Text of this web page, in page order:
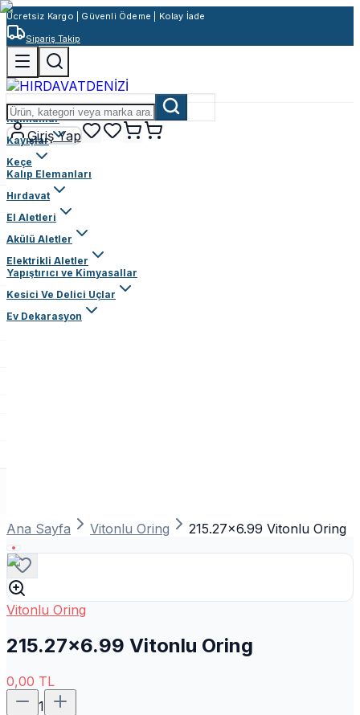
Ücretsiz Kargo | Güvenli Ödeme | Kolay İade
Sipariş Takip
Giriş Yap
Rulmanlar
Kayışlar
Keçe
Kalıp Elemanları
Hırdavat
El Aletleri
Akülü Aletler
Elektrikli Aletler
Yapıştırıcı ve Kimyasallar
Kesici Ve Delici Uçlar
Ev Dekarasyon
Ana Sayfa Vitonlu Oring 215.27x6.99 Vitonlu Oring
Vitonlu Oring
215.27x6.99 Vitonlu Oring
0,00 TL
1